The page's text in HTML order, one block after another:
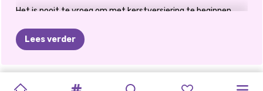
Het is nooit te vroeg om met kerstversiering te beginnen,
maar niet voordat we koningin Elsa hebben geholpen bij het
kiezen van haar knusse winteroutfit. In Elsa's
wintergarderobe vind je veel knusse truien, minirokjes,
kiezen. Kleed haar aan in je favoriete winteroutfit en
Lees verder
BEVROREN
FROZEN PRINSESSEN
PRINSESSEN